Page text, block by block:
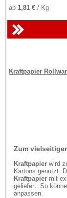
ab 1,81 € / Kg
Kraftpapier
Zum
Kraftpapier wird
Kartons genutzt.
Kraftpapier mit
geliefert. So
anpassen.